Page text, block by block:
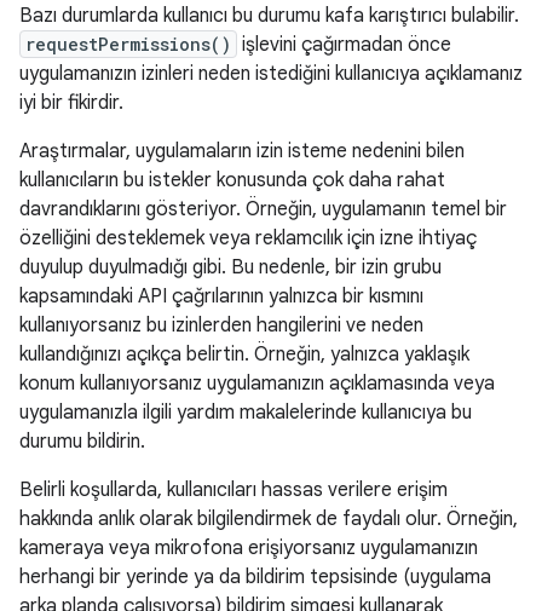
Bazı durumlarda kullanıcı bu durumu kafa karıştırıcı bulabilir.
requestPermissions() işlevini çağırmadan önce
uygulamanızın izinleri neden istediğini kullanıcıya açıklamanız
iyi bir fikirdir.
Araştırmalar, uygulamaların izin isteme nedenini bilen
kullanıcıların bu istekler konusunda çok daha rahat
davrandıklarını gösteriyor. Örneğin, uygulamanın temel bir
özelliğini desteklemek veya reklamcılık için izne ihtiyaç
duyulup duyulmadığı gibi. Bu nedenle, bir izin grubu
kapsamındaki API çağrılarının yalnızca bir kısmını
kullanıyorsanız bu izinlerden hangilerini ve neden
kullandığınızı açıkça belirtin. Örneğin, yalnızca yaklaşık
konum kullanıyorsanız uygulamanızın açıklamasında veya
uygulamanızla ilgili yardım makalelerinde kullanıcıya bu
durumu bildirin.
Belirli koşullarda, kullanıcıları hassas verilere erişim
hakkında anlık olarak bilgilendirmek de faydalı olur. Örneğin,
kameraya veya mikrofona erişiyorsanız uygulamanızın
herhangi bir yerinde ya da bildirim tepsisinde (uygulama